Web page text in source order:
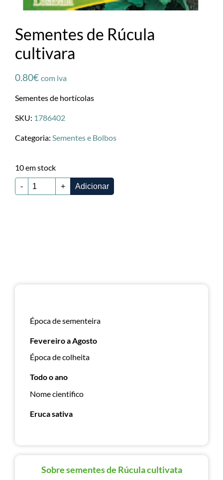
Sementes de Rúcula
cultivara
0.80€ com iva
Sementes de hortícolas
SKU: 1786402
Categoria: Sementes e Bolbos
10 em stock
- + Adicionar
Época de sementeira
Fevereiro a Agosto
Época de colheita
Todo o ano
Nome cientifico
Eruca sativa
Sobre sementes de Rúcula cultivata